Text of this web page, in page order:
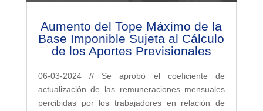
Aumento del Tope Máximo de la
Base Imponible Sujeta al Cálculo
de los Aportes Previsionales
06-03-2024 // Se aprobó el coeficiente de
actualización de las remuneraciones mensuales
percibidas por los trabajadores en relación de